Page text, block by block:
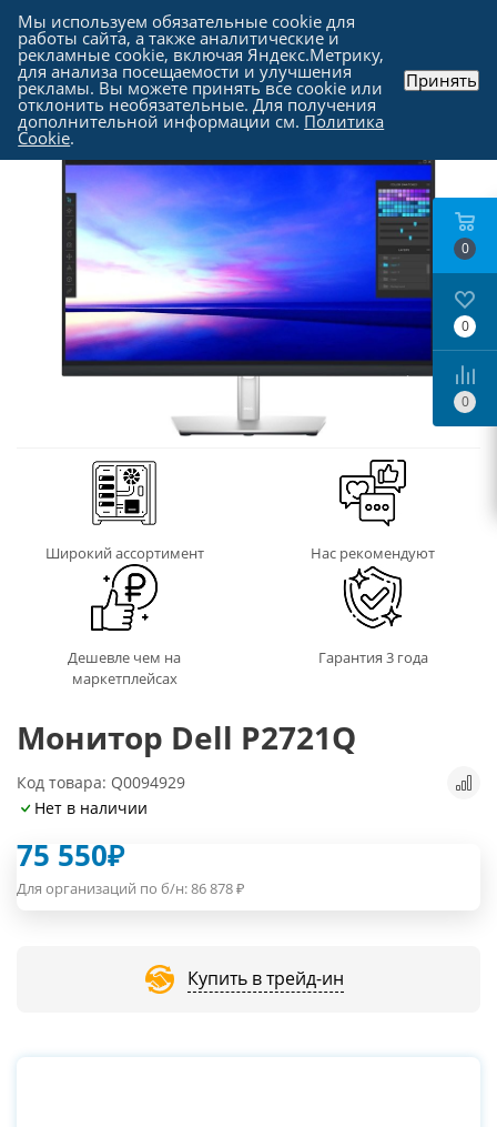
Каталог - Мониторы
Широкий ассортимент Нас рекомендуют
Дешевле чем на
маркетплейсах
Гарантия 3 года
Монитор Dell P2721Q
Код товара: Q0094929
Нет в наличии
75 550₽
Для организаций по б/н:86 878₽
Купить в трейд-ин
0
0
0
Мы используем обязательные cookie для
работы сайта, а также аналитические и
рекламные cookie, включая Яндекс.Метрику,
для анализа посещаемости и улучшения
рекламы. Вы можете принять все cookie или
отклонить необязательные. Для получения
дополнительной информации см. Политика
Cookie.
Принять